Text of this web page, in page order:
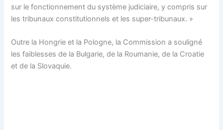
sur le fonctionnement du système judiciaire, y compris sur
les tribunaux constitutionnels et les super-tribunaux. »
Outre la Hongrie et la Pologne, la Commission a souligné
les faiblesses de la Bulgarie, de la Roumanie, de la Croatie
et de la Slovaquie.